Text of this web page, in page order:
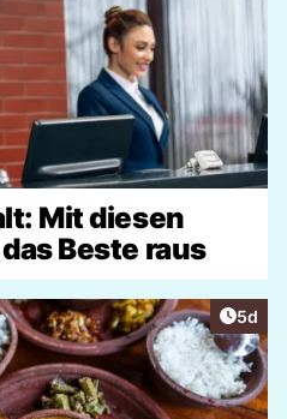
Mit diesen
Beste raus
5d